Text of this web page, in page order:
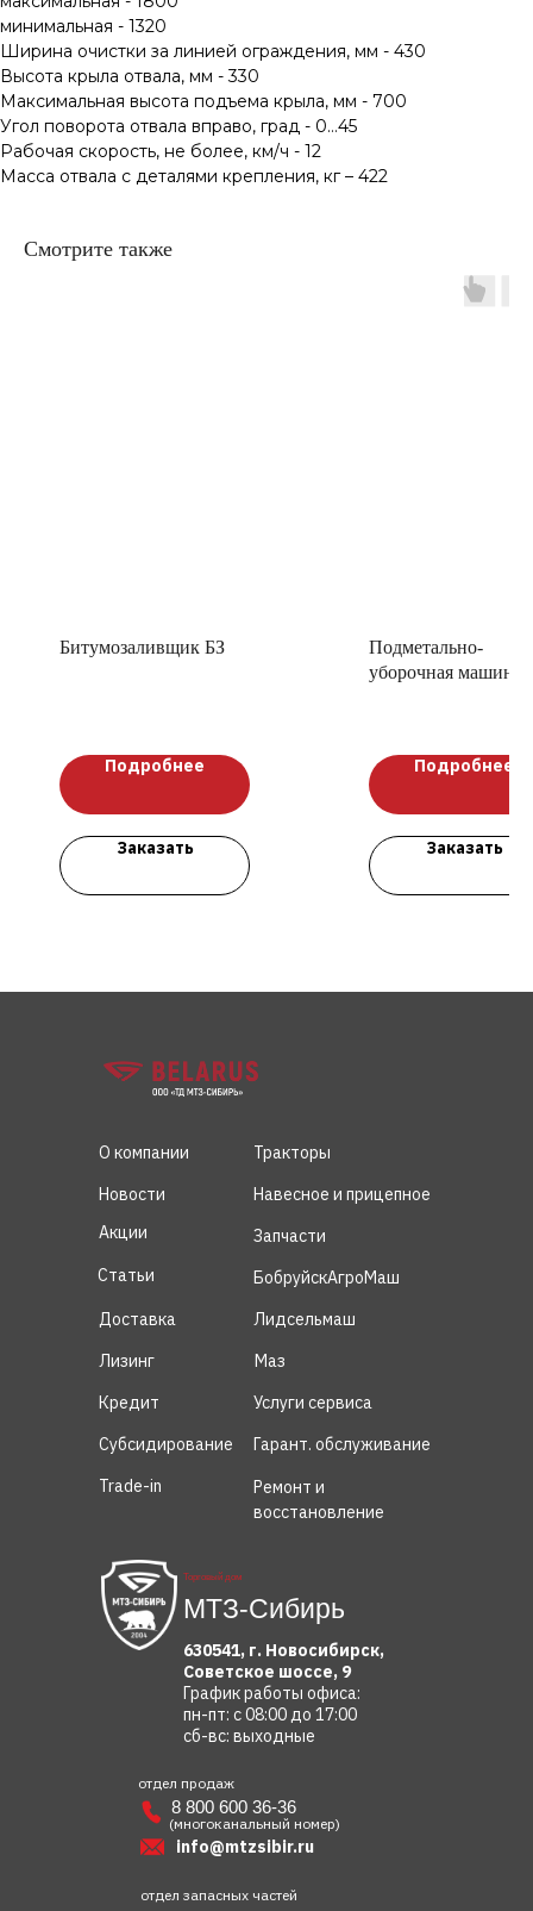
минимальная - 1320
Ширина очистки за линией ограждения, мм - 430
Высота крыла отвала, мм - 330
Максимальная высота подъема крыла, мм - 700
Угол поворота отвала вправо, град - 0…45
Рабочая скорость, не более, км/ч - 12
Масса отвала с деталями крепления, кг – 422
Смотрите также
Битумозаливщик БЗ
Подробнее
Заказать
Подметально-
уборочная машина
Подробнее
Заказать
Торговый дом
МТЗ-Сибирь
Акции
Статьи
Новости
Trade-in
Субсидирование
Кредит
Лизинг
Ремонт и
восстановление
Гарант. обслуживание
Услуги сервиса
Доставка
Маз
Лидсельмаш
БобруйскАгроМаш
Запчасти
Навесное и прицепное
Тракторы
О компании
630541, г. Новосибирск,
Советское шоссе, 9
График работы офиса:
пн-пт: с 08:00 до 17:00
сб-вс: выходные
отдел запасных частей
info@mtzsibir.ru
отдел продаж
(многоканальный номер)
8 800 600 36-36